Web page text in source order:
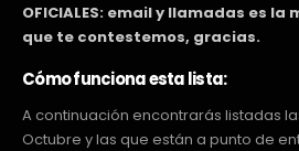
OFICIALES: email y llamadas es
que te contestemos, gracias.
Cómo funciona esta lista:
A continuación encontrarás listadas
Octubre y las que están a punto de